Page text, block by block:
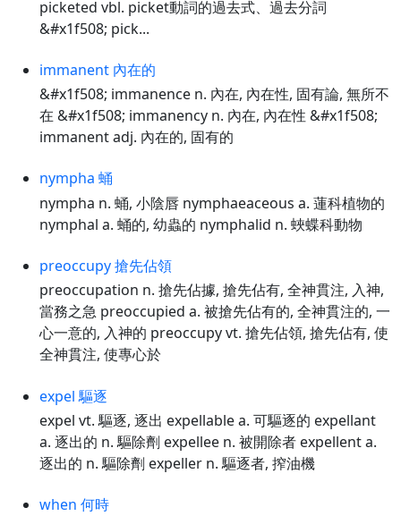
picketed vbl. picket動詞的過去式、過去分詞
&#x1f508; pick...
immanent 內在的
&#x1f508; immanence n. 內在, 內在性, 固有論, 無所不
在 &#x1f508; immanency n. 內在, 內在性 &#x1f508;
immanent adj. 內在的, 固有的
nympha 蛹
nympha n. 蛹, 小陰唇 nymphaeaceous a. 蓮科植物的
nymphal a. 蛹的, 幼蟲的 nymphalid n. 蛺蝶科動物
preoccupy 搶先佔領
preoccupation n. 搶先佔據, 搶先佔有, 全神貫注, 入神,
當務之急 preoccupied a. 被搶先佔有的, 全神貫注的, 一
心一意的, 入神的 preoccupy vt. 搶先佔領, 搶先佔有, 使
全神貫注, 使專心於
expel 驅逐
expel vt. 驅逐, 逐出 expellable a. 可驅逐的 expellant
a. 逐出的 n. 驅除劑 expellee n. 被開除者 expellent a.
逐出的 n. 驅除劑 expeller n. 驅逐者, 搾油機
when 何時